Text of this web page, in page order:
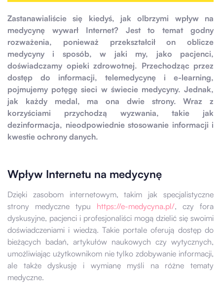
Zastanawialiście się kiedyś, jak olbrzymi wpływ na
medycynę wywarł Internet? Jest to temat godny
rozważenia, ponieważ przekształcił on oblicze
medycyny i sposób, w jaki my, jako pacjenci,
doświadczamy opieki zdrowotnej. Przechodząc przez
dostęp do informacji, telemedycynę i e-learning,
pojmujemy potęgę sieci w świecie medycyny. Jednak,
jak każdy medal, ma ona dwie strony. Wraz z
korzyściami przychodzą wyzwania, takie jak
dezinformacja, nieodpowiednie stosowanie informacji i
kwestie ochrony danych.
Wpływ Internetu na medycynę
Dzięki zasobom internetowym, takim jak specjalistyczne
strony medyczne typu https://e-medycyna.pl/, czy fora
dyskusyjne, pacjenci i profesjonaliści mogą dzielić się swoimi
doświadczeniami i wiedzą. Takie portale oferują dostęp do
bieżących badań, artykułów naukowych czy wytycznych,
umożliwiając użytkownikom nie tylko zdobywanie informacji,
ale także dyskusję i wymianę myśli na różne tematy
medyczne.